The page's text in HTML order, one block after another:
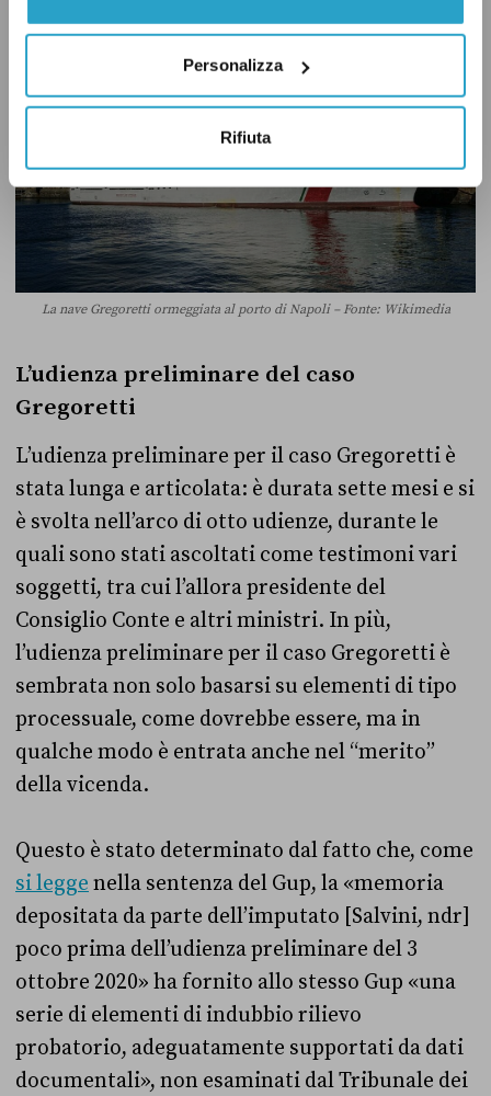
Personalizza
Rifiuta
La nave Gregoretti ormeggiata al porto di Napoli – Fonte: Wikimedia
L’udienza preliminare del caso
Gregoretti
L’udienza preliminare per il caso Gregoretti è
stata lunga e articolata: è durata sette mesi e si
è svolta nell’arco di otto udienze, durante le
quali sono stati ascoltati come testimoni vari
soggetti, tra cui l’allora presidente del
Consiglio Conte e altri ministri. In più,
l’udienza preliminare per il caso Gregoretti è
sembrata non solo basarsi su elementi di tipo
processuale, come dovrebbe essere, ma in
qualche modo è entrata anche nel “merito”
della vicenda.
Questo è stato determinato dal fatto che, come
si legge nella sentenza del Gup, la «memoria
depositata da parte dell’imputato [Salvini, ndr]
poco prima dell’udienza preliminare del 3
ottobre 2020» ha fornito allo stesso Gup «una
serie di elementi di indubbio rilievo
probatorio, adeguatamente supportati da dati
documentali», non esaminati dal Tribunale dei